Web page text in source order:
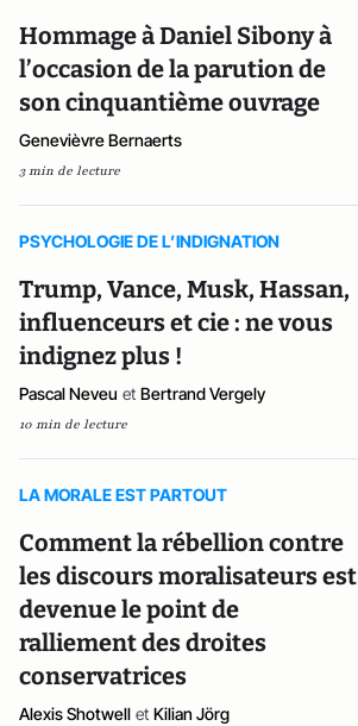
Hommage à Daniel Sibony à
l’occasion de la parution de
son cinquantième ouvrage
Genevièvre Bernaerts
3 min de lecture
PSYCHOLOGIE DE L’INDIGNATION
Trump, Vance, Musk, Hassan,
influenceurs et cie : ne vous
indignez plus !
Pascal Neveu et Bertrand Vergely
10 min de lecture
LA MORALE EST PARTOUT
Comment la rébellion contre
les discours moralisateurs est
devenue le point de
ralliement des droites
conservatrices
Alexis Shotwell et Kilian Jörg